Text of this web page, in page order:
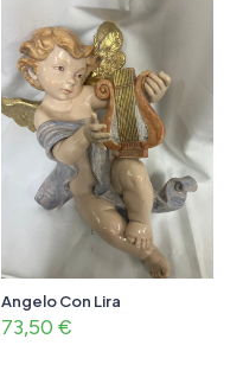
Angelo Con Lira
73,50 €